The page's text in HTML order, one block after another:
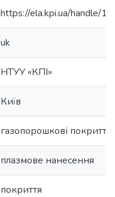
https://ela.kpi.ua/handle/
uk
НТУУ «КПІ»
Київ
газопорошкові покриття
плазмове нанесення
покриття